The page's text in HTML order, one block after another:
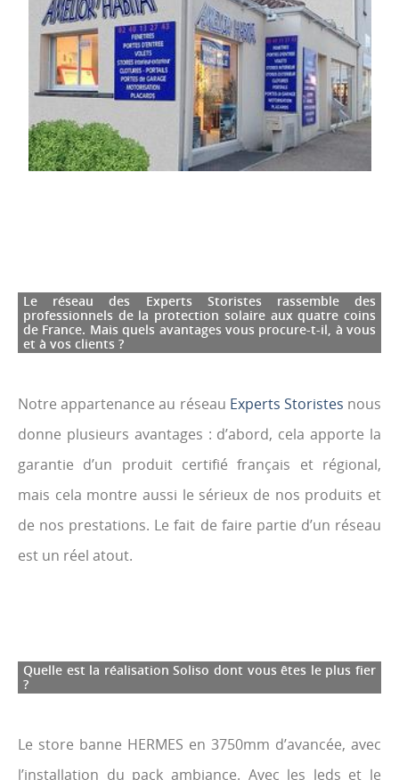
Le réseau des Experts Storistes rassemble des
professionnels de la protection solaire aux quatre coins
de France. Mais quels avantages vous procure-t-il, à vous
et à vos clients ?
Notre appartenance au réseau Experts Storistes nous
donne plusieurs avantages : d’abord, cela apporte la
garantie d’un produit certifié français et régional,
mais cela montre aussi le sérieux de nos produits et
de nos prestations. Le fait de faire partie d’un réseau
est un réel atout.
Quelle est la réalisation Soliso dont vous êtes le plus fier
?
Le store banne HERMES en 3750mm d’avancée, avec
l’installation du pack ambiance. Avec les leds et le